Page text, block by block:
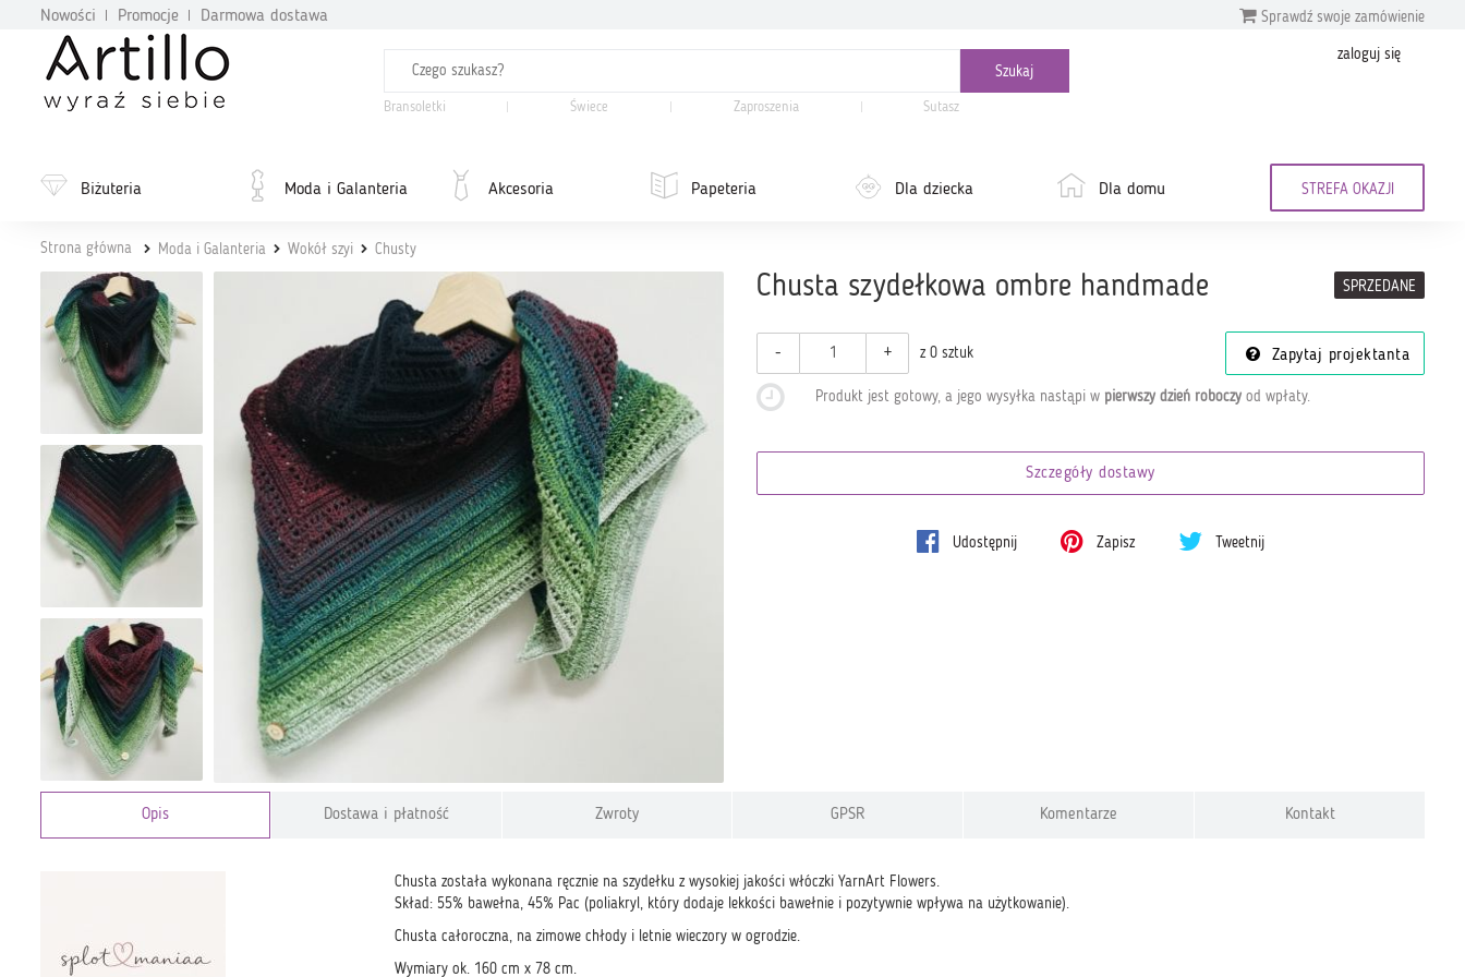
Nowości Promocje Darmowa dostawa Sprawdź swoje zamówienie
Bransoletki Świece Zaproszenia Sutasz
zaloguj się
Biżuteria Moda i Galanteria Akcesoria Papeteria Dla dziecka Dla domu STREFA OKAZJI
Strona główna Moda i Galanteria Wokół szyi Chusty
Chusta szydełkowa ombre handmade SPRZEDANE
- + z 0 sztuk Zapytaj projektanta
Produkt jest gotowy, a jego wysyłka nastąpi w pierwszy dzień roboczyod wpłaty.
Szczegóły dostawy
Udostępnij Zapisz Tweetnij
Opis Dostawa i płatność Zwroty GPSR Komentarze Kontakt
Chusta została wykonana ręcznie na szydełku z wysokiej jakości włóczki YarnArt Flowers.
Skład: 55% bawełna, 45% Pac (poliakryl, który dodaje lekkości bawełnie i pozytywnie wpływa na użytkowanie).
Chusta całoroczna, na zimowe chłody i letnie wieczory w ogrodzie.
Wymiary ok. 160 cm x 78 cm.